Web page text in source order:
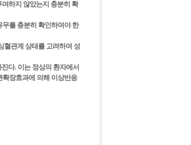
하지 않았는지 충분히 확
를 충분히 확인하여야 한
혈관계 상태를 고려하여 성
다. 이는 정상의 환자에서
확장효과에 의해 이상반응